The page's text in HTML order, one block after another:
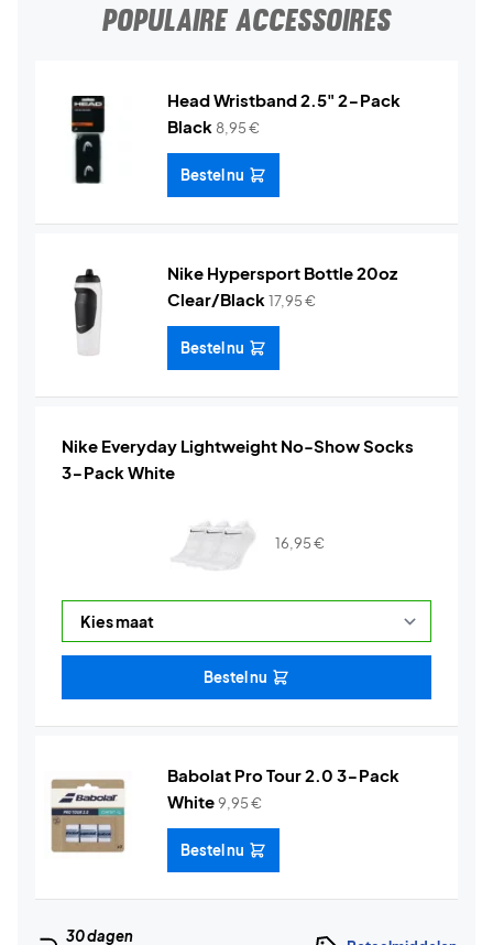
POPULAIRE ACCESSOIRES
Head Wristband 2.5" 2-Pack
Black 8,95€
Bestel nu
Nike Hypersport Bottle 20oz
Clear/Black17,95€
Bestel nu
Nike Everyday Lightweight No-Show Socks
3-Pack White
16,95€
Bestel nu
Babolat Pro Tour 2.0 3-Pack
White9,95€
Bestel nu
30 dagen